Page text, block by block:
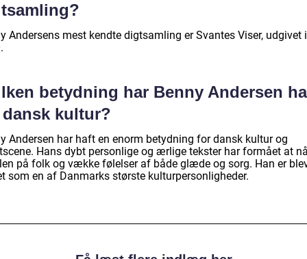
Andersens mest kendte digtsamling er Svantes Viser, udgivet i
betydning har Benny Andersen
kultur?
Andersen har haft en enorm betydning for dansk kultur og
Hans dybt personlige og ærlige tekster har formået at
på folk og vække følelser af både glæde og sorg. Han er
som en af Danmarks største kulturpersonligheder.